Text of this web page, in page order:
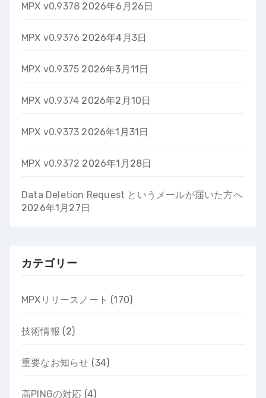
MPX v0.9378 2026年6月26日
MPX v0.9376 2026年4月3日
MPX v0.9375 2026年3月11日
MPX v0.9374 2026年2月10日
MPX v0.9373 2026年1月31日
MPX v0.9372 2026年1月28日
Data Deletion Request というメールが届いた方へ
2026年1月27日
カテゴリー
MPXリリースノート (170)
技術情報 (2)
重要なお知らせ (34)
高PINGの対応 (4)